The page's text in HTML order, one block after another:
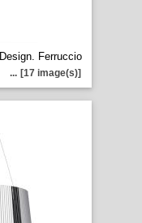
Design. Ferruccio
... [17 image(s)]